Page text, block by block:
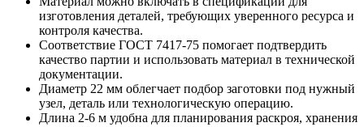
изготовления деталей, требующих уверенного ресурса и
контроля качества.
Соответствие ГОСТ 7417-75 помогает подтвердить
качество партии и использовать материал в технической
документации.
Диаметр 22 мм облегчает подбор заготовки под нужный
узел, деталь или технологическую операцию.
Длина 2-6 м удобна для планирования раскроя, хранения